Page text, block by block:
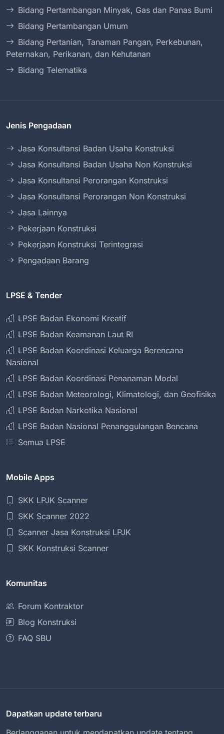
Bidang Pertambangan Minyak, Gas dan Panas Bumi
Bidang Pertambangan Umum
Bidang Pertanian, Tanaman Pangan, Perkebunan,
Peternakan, Perikanan, dan Kehutanan
Bidang Telematika
Jenis Pengadaan
Jasa Konsultansi Badan Usaha Konstruksi
Jasa Konsultansi Badan Usaha Non Konstruksi
Jasa Konsultansi Perorangan Konstruksi
Jasa Konsultansi Perorangan Non Konstruksi
Jasa Lainnya
Pekerjaan Konstruksi
Pekerjaan Konstruksi Terintegrasi
Pengadaan Barang
LPSE & Tender
LPSE Badan Ekonomi Kreatif
LPSE Badan Keamanan Laut RI
LPSE Badan Koordinasi Keluarga Berencana
Nasional
LPSE Badan Koordinasi Penanaman Modal
LPSE Badan Meteorologi, Klimatologi, dan Geofisika
LPSE Badan Narkotika Nasional
LPSE Badan Nasional Penanggulangan Bencana
Semua LPSE
Mobile Apps
SKK LPJK Scanner
SKK Scanner 2022
Scanner Jasa Konstruksi LPJK
SKK Konstruksi Scanner
Komunitas
Forum Kontraktor
Blog Konstruksi
FAQ SBU
Dapatkan update terbaru